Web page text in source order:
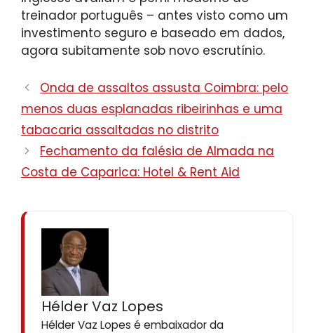
treinador português – antes visto como um
investimento seguro e baseado em dados,
agora subitamente sob novo escrutínio.
Onda de assaltos assusta Coimbra: pelo
menos duas esplanadas ribeirinhas e uma
tabacaria assaltadas no distrito
Fechamento da falésia de Almada na
Costa de Caparica: Hotel & Rent Aid
Hélder Vaz Lopes
Hélder Vaz Lopes é embaixador da